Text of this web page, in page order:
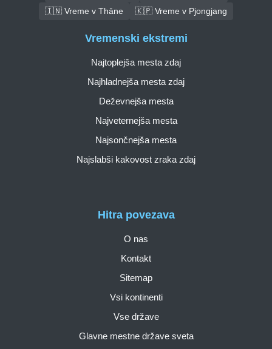
🇮🇳 Vreme v Thāne
🇰🇵 Vreme v Pjongjang
Hitra povezava
O nas
Kontakt
Sitemap
Vsi kontinenti
Vse države
Glavne mestne države sveta
Vremenski ekstremi
Najtoplejša mesta zdaj
Najhladnejša mesta zdaj
Deževnejša mesta
Najveternejša mesta
Najsončnejša mesta
Najslabši kakovost zraka zdaj